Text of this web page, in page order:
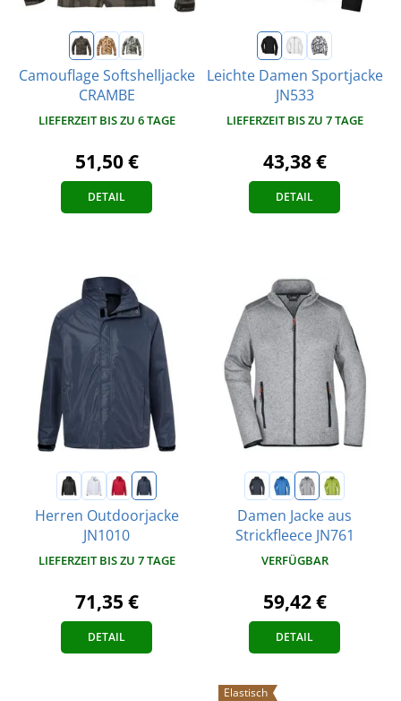
Camouflage Softshelljacke
CRAMBE
LIEFERZEIT BIS ZU 6 TAGE
51,50 €
DETAIL
Leichte Damen Sportjacke
JN533
LIEFERZEIT BIS ZU 7 TAGE
43,38 €
DETAIL
Herren Outdoorjacke
JN1010
LIEFERZEIT BIS ZU 7 TAGE
71,35 €
DETAIL
Damen Jacke aus
Strickfleece JN761
VERFÜGBAR
59,42 €
DETAIL
Elastisch